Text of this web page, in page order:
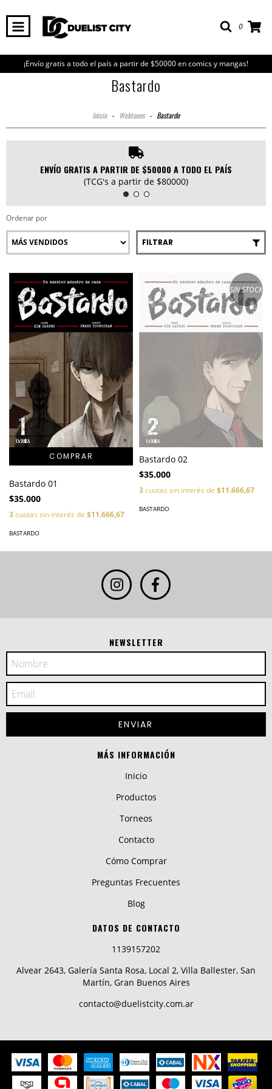
0
¡Envío gratis a todo el país a partir de $50000 en comics y mangas!
Bastardo
Inicio - Webtoons - Bastardo
ENVÍO GRATIS A PARTIR DE $50000 A TODO EL PAÍS
(TCG's a partir de $80000)
Ordenar por
FILTRAR
Bastardo 01
$35.000
3cuotas sin interés de $11.666,67
BASTARDO
SIN STOCK
Bastardo 02
$35.000
3cuotas sin interés de $11.666,67
BASTARDO
NEWSLETTER
MÁS INFORMACIÓN
Inicio
Productos
Torneos
Contacto
Cómo Comprar
Preguntas Frecuentes
Blog
DATOS DE CONTACTO
1139157202
Alvear 2643, Galería Santa Rosa, Local 2, Villa Ballester, San
Martín, Gran Buenos Aires
contacto@duelistcity.com.ar